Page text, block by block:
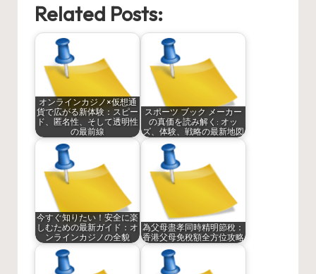
Related Posts:
オンラインカジノ×仮想通
貨で広がる新体験：スピー
ド、匿名性、そして透明性
の最前線
スポーツ ブック メーカー
の真価を読み解く: オッ
ズ、体験、戦略の最新地図
今すぐ知りたい！安全に楽
しむための最新ガイド：オ
ンラインカジノの全貌
為父母盡孝同時精明節稅：
香港父母免稅額全方位攻略